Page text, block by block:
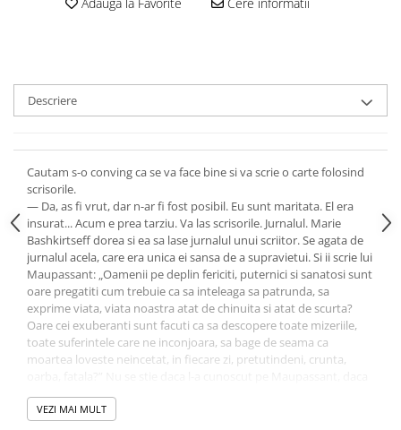
Adauga la Favorite Cere informatii
Descriere
Cautam s-o conving ca se va face bine si va scrie o carte folosind
scrisorile.
— Da, as fi vrut, dar n-ar fi fost posibil. Eu sunt maritata. El era
insurat... Acum e prea tarziu. Va las scrisorile. Jurnalul. Marie
Bashkirtseff dorea si ea sa lase jurnalul unui scriitor. Se agata de
jurnalul acela, care era unica ei sansa de a supravietui. Si ii scrie lui
Maupassant: „Oamenii pe deplin fericiti, puternici si sanatosi sunt
oare pregatiti cum trebuie ca sa inteleaga sa patrunda, sa
exprime viata, viata noastra atat de chinuita si atat de scurta?
Oare cei exuberanti sunt facuti ca sa descopere toate mizeriile,
toate suferintele care ne inconjoara, sa bage de seama ca
moartea loveste neincetat, in fiecare zi, pretutindeni, crunta,
i-a lasat jurnalul. Dar datorita jurnalului a reusit sa
supravietuiasca. Eu vreau sa salvez scrisorile. Aici e iubirea
VEZI MAI MULT